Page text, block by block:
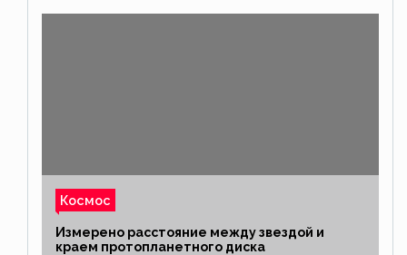
Космос
Измерено расстояние между звездой и
краем протопланетного диска